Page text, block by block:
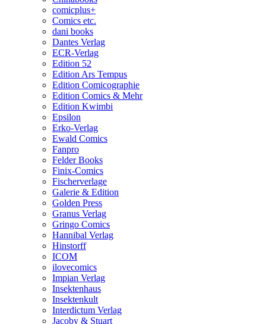
comicplus+
Comics etc.
dani books
Dantes Verlag
ECR-Verlag
Edition 52
Edition Ars Tempus
Edition Comicographie
Edition Comics & Mehr
Edition Kwimbi
Epsilon
Erko-Verlag
Ewald Comics
Fanpro
Felder Books
Finix-Comics
Fischerverlage
Galerie & Edition
Golden Press
Granus Verlag
Gringo Comics
Hannibal Verlag
Hinstorff
ICOM
ilovecomics
Impian Verlag
Insektenhaus
Insektenkult
Interdictum Verlag
Jacoby & Stuart